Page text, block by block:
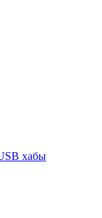
хабы